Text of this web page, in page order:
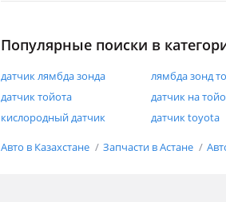
Популярные поиски в
датчик лямбда зонда лямбда зонд
датчик тойота
датчик на
кислородный датчик
датчик toyota
Авто в Казахстане Запчасти в Астане